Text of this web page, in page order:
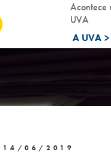
A UVA >
Acontece
UVA
14/06/2019